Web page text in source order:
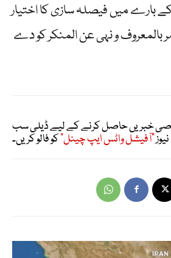
بارے میں فیصلہ سازی کا اختیار
بالمعروف و نہی عن المنکر کو دے
خبریں حاصل کرنے کے لیے ڈیلی سب
نیوز"آفیشل واٹس ایپ چینل"کو فالو کریں۔